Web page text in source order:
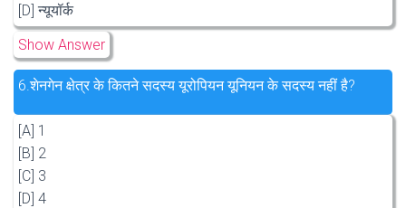
[D] न्यूयॉर्क
Show Answer
6.शेनगेन क्षेत्र के कितने सदस्य यूरोपियन यूनियन के सदस्य नहीं है?
[A] 1
[B] 2
[C] 3
[D] 4